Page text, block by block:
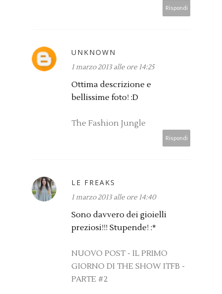
Rispondi
UNKNOWN
1 marzo 2013 alle ore 14:25
Ottima descrizione e
bellissime foto! :D
The Fashion Jungle
Rispondi
LE FREAKS
1 marzo 2013 alle ore 14:40
Sono davvero dei gioielli
preziosi!!! Stupende! :*
NUOVO POST - IL PRIMO
GIORNO DI THE SHOW ITFB -
PARTE #2